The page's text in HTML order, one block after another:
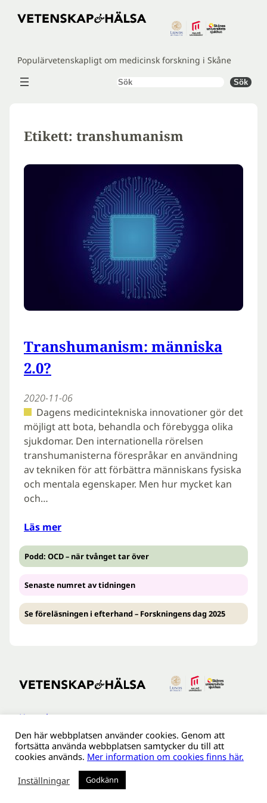
Hoppa
Populärvetenskapligt om medicinsk forskning i Skåne
Sök Sök
Etikett: transhumanism
Transhumanism: människa
2.0?
2020-11-06
Dagens medicintekniska innovationer gör det
möjligt att bota, behandla och förebygga olika
sjukdomar. Den internationella rörelsen
transhumanisterna förespråkar en användning
av tekniken för att förbättra människans fysiska
och mentala egenskaper. Men hur mycket kan
och…
Läs mer
Podd: OCD – när tvånget tar över
Senaste numret av tidningen
Se föreläsningen i efterhand – Forskningens dag 2025
Kontakt
Tillgänglighetsredogöreldse
Om webbplatsen
Behandling av personuppgifter
Den här webbplatsen använder cookies. Genom att
fortsätta använda webbplatsen samtycker du till att
cookies används. Mer information om cookies finns här.
Inställningar
Godkänn